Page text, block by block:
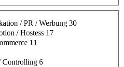
/ PR / Werbung 30
/ Hostess 17
11
Controlling 6